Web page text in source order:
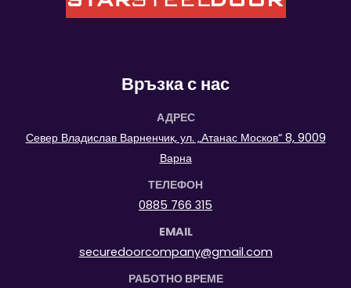
Връзка с нас
АДРЕС
Север Владислав Варненчик, ул. „Атанас Москов“ 8, 9009
Варна
ТЕЛЕФОН
0885 766 315
EMAIL
securedoorcompany@gmail.com
РАБОТНО ВРЕМЕ